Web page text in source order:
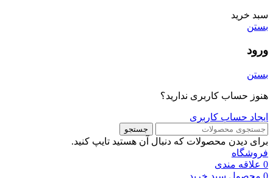
سبد خرید
بستن
ورود
بستن
هنوز حساب کاربری ندارید؟
ایجاد حساب کاربری
جستجو
برای دیدن محصولات که دنبال آن هستید تایپ کنید.
فروشگاه
0 علاقه مندی
0 محصول سبد خرید